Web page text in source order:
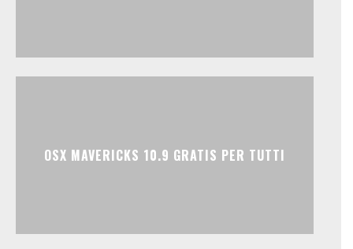
OSX MAVERICKS 10.9 GRATIS PER TUTTI